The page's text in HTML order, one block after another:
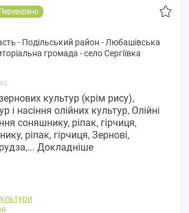
Перевірено
- Подільський район - Любaшівськa
громада -село Сергіївка
культур (крім рису),
і насіння олійних культур, Олійні
соняшнику, ріпак, гірчиця,
ріпак, гірчиця, Зернові,
Докладніше